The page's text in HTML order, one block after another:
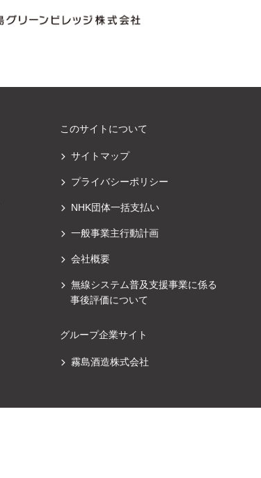
このサイトについて
サイトマップ
プライバシーポリシー
NHK団体一括支払い
一般事業主行動計画
会社概要
無線システム普及支援事業に係る
事後評価について
グループ企業サイト
霧島酒造株式会社